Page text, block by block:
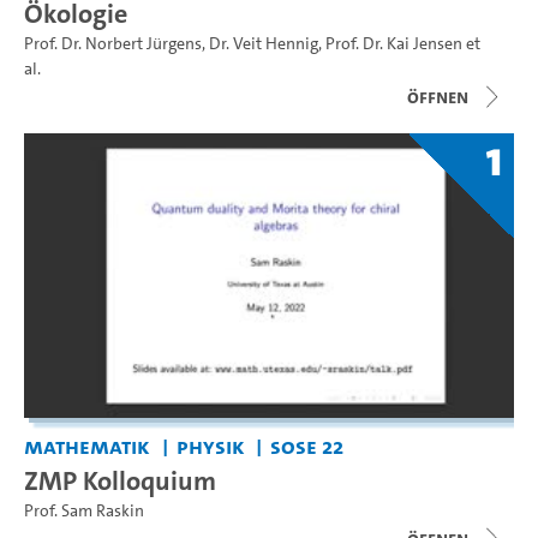
Ökologie
Prof. Dr. Norbert Jürgens, Dr. Veit Hennig, Prof. Dr. Kai Jensen et
al.
Öffnen
1
Mathematik Physik SoSe 22
ZMP Kolloquium
Prof. Sam Raskin